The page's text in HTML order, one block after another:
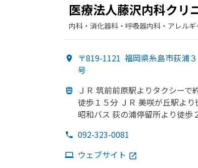
医療法人藤沢内科クリ
内科・​消化器科・​呼吸器内科・​アレル
〒819-1121 福岡県糸島市荻浦
号
ＪＲ 筑前前原駅よりタクシーで
徒歩１５分 ＪＲ 美咲が丘駅より
昭和バス 荻の浦停留所より徒歩
092-323-0081
ウェブサイト